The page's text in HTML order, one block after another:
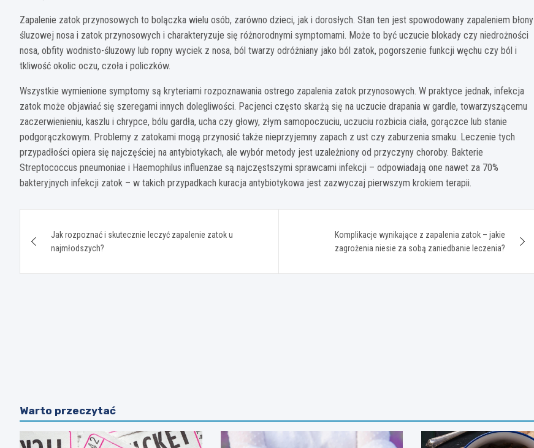
Zapalenie zatok przynosowych to bolączka wielu osób, zarówno dzieci, jak i dorosłych. Stan ten jest spowodowany zapaleniem błony
śluzowej nosa i zatok przynosowych i charakteryzuje się różnorodnymi symptomami. Może to być uczucie blokady czy niedrożności
nosa, obfity wodnisto-śluzowy lub ropny wyciek z nosa, ból twarzy odróżniany jako ból zatok, pogorszenie funkcji węchu czy ból i
tkliwość okolic oczu, czoła i policzków.
Wszystkie wymienione symptomy są kryteriami rozpoznawania ostrego zapalenia zatok przynosowych. W praktyce jednak, infekcja
zatok może objawiać się szeregami innych dolegliwości. Pacjenci często skarżą się na uczucie drapania w gardle, towarzyszącemu
zaczerwienieniu, kaszlu i chrypce, bólu gardła, ucha czy głowy, złym samopoczuciu, uczuciu rozbicia ciała, gorączce lub stanie
podgorączkowym. Problemy z zatokami mogą przynosić także nieprzyjemny zapach z ust czy zaburzenia smaku. Leczenie tych
przypadłości opiera się najczęściej na antybiotykach, ale wybór metody jest uzależniony od przyczyny choroby. Bakterie
Streptococcus pneumoniae i Haemophilus influenzae są najczęstszymi sprawcami infekcji – odpowiadają one nawet za 70%
bakteryjnych infekcji zatok – w takich przypadkach kuracja antybiotykowa jest zazwyczaj pierwszym krokiem terapii.
wpisu
Jak rozpoznać i skutecznie leczyć zapalenie zatok u
najmłodszych?
Komplikacje wynikające z zapalenia zatok – jakie
zagrożenia niesie za sobą zaniedbanie leczenia?
Warto przeczytać